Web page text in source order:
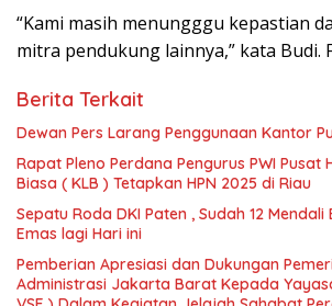
“Kami masih menungggu kepastian
mitra pendukung lainnya,” kata Budi.
Berita Terkait
Dewan Pers Larang Penggunaan Kantor
Rapat Pleno Perdana Pengurus PWI Pusat
Biasa ( KLB ) Tetapkan HPN 2025 di Riau
Sepatu Roda DKI Paten , Sudah 12 Mendali
Emas lagi Hari ini
Pemberian Apresiasi dan Dukungan
Administrasi Jakarta Barat Kepada